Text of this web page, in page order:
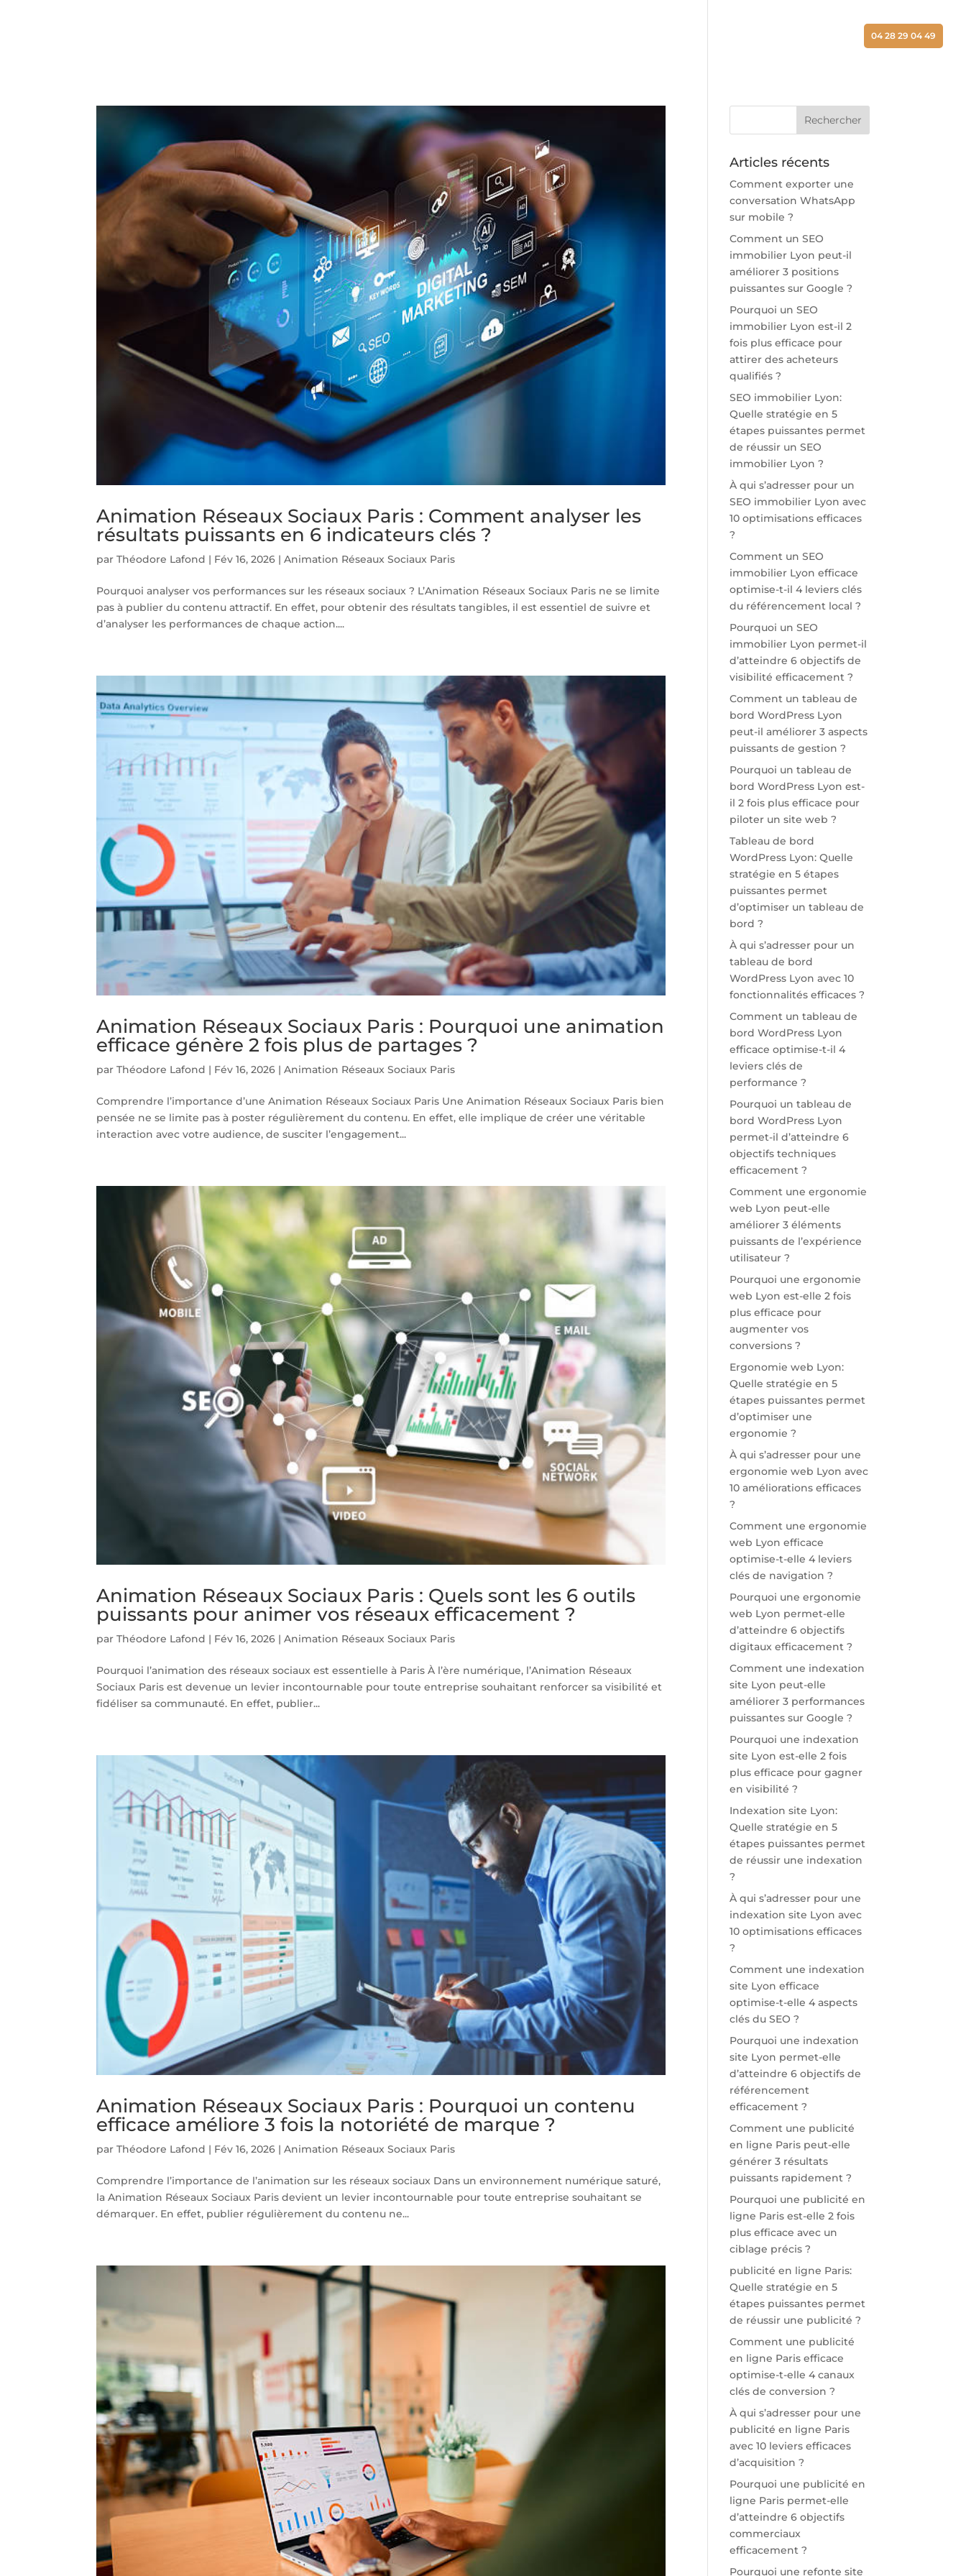
04 28 29 04 49
Animation Réseaux Sociaux Paris : Comment analyser les
résultats puissants en 6 indicateurs clés ?
parThéodore Lafond | Fév 16, 2026 |Animation Réseaux Sociaux Paris
Pourquoi analyser vos performances sur les réseaux sociaux ? L’Animation Réseaux Sociaux Paris ne se limite
pas à publier du contenu attractif. En effet, pour obtenir des résultats tangibles, il est essentiel de suivre et
d’analyser les performances de chaque action....
Animation Réseaux Sociaux Paris : Pourquoi une animation
efficace génère 2 fois plus de partages ?
parThéodore Lafond | Fév 16, 2026 |Animation Réseaux Sociaux Paris
Comprendre l’importance d’une Animation Réseaux Sociaux Paris Une Animation Réseaux Sociaux Paris bien
pensée ne se limite pas à poster régulièrement du contenu. En effet, elle implique de créer une véritable
interaction avec votre audience, de susciter l’engagement...
Animation Réseaux Sociaux Paris : Quels sont les 6 outils
puissants pour animer vos réseaux efficacement ?
parThéodore Lafond | Fév 16, 2026 |Animation Réseaux Sociaux Paris
Pourquoi l’animation des réseaux sociaux est essentielle à Paris À l’ère numérique, l’Animation Réseaux
Sociaux Paris est devenue un levier incontournable pour toute entreprise souhaitant renforcer sa visibilité et
fidéliser sa communauté. En effet, publier...
Animation Réseaux Sociaux Paris : Pourquoi un contenu
efficace améliore 3 fois la notoriété de marque ?
parThéodore Lafond | Fév 16, 2026 |Animation Réseaux Sociaux Paris
Comprendre l’importance de l’animation sur les réseaux sociaux Dans un environnement numérique saturé,
la Animation Réseaux Sociaux Paris devient un levier incontournable pour toute entreprise souhaitant se
démarquer. En effet, publier régulièrement du contenu ne...
Articles récents
Comment exporter une
conversation WhatsApp
sur mobile ?
Comment un SEO
immobilier Lyon peut-il
améliorer 3 positions
puissantes sur Google ?
Pourquoi un SEO
immobilier Lyon est-il 2
fois plus efficace pour
attirer des acheteurs
qualifiés ?
SEO immobilier Lyon:
Quelle stratégie en 5
étapes puissantes permet
de réussir un SEO
immobilier Lyon ?
À qui s’adresser pour un
SEO immobilier Lyon avec
10 optimisations efficaces
?
Comment un SEO
immobilier Lyon efficace
optimise-t-il 4 leviers clés
du référencement local ?
Pourquoi un SEO
immobilier Lyon permet-il
d’atteindre 6 objectifs de
visibilité efficacement ?
Comment un tableau de
bord WordPress Lyon
peut-il améliorer 3 aspects
puissants de gestion ?
Pourquoi un tableau de
bord WordPress Lyon est-
il 2 fois plus efficace pour
piloter un site web ?
Tableau de bord
WordPress Lyon: Quelle
stratégie en 5 étapes
puissantes permet
d’optimiser un tableau de
bord ?
À qui s’adresser pour un
tableau de bord
WordPress Lyon avec 10
fonctionnalités efficaces ?
Comment un tableau de
bord WordPress Lyon
efficace optimise-t-il 4
leviers clés de
performance ?
Pourquoi un tableau de
bord WordPress Lyon
permet-il d’atteindre 6
objectifs techniques
efficacement ?
Comment une ergonomie
web Lyon peut-elle
améliorer 3 éléments
puissants de l’expérience
utilisateur ?
Pourquoi une ergonomie
web Lyon est-elle 2 fois
plus efficace pour
augmenter vos
conversions ?
Ergonomie web Lyon:
Quelle stratégie en 5
étapes puissantes permet
d’optimiser une
ergonomie ?
À qui s’adresser pour une
ergonomie web Lyon avec
10 améliorations efficaces
?
Comment une ergonomie
web Lyon efficace
optimise-t-elle 4 leviers
clés de navigation ?
Pourquoi une ergonomie
web Lyon permet-elle
d’atteindre 6 objectifs
digitaux efficacement ?
Comment une indexation
site Lyon peut-elle
améliorer 3 performances
puissantes sur Google ?
Pourquoi une indexation
site Lyon est-elle 2 fois
plus efficace pour gagner
en visibilité ?
Indexation site Lyon:
Quelle stratégie en 5
étapes puissantes permet
de réussir une indexation
?
À qui s’adresser pour une
indexation site Lyon avec
10 optimisations efficaces
?
Comment une indexation
site Lyon efficace
optimise-t-elle 4 aspects
clés du SEO ?
Pourquoi une indexation
site Lyon permet-elle
d’atteindre 6 objectifs de
référencement
efficacement ?
Comment une publicité
en ligne Paris peut-elle
générer 3 résultats
puissants rapidement ?
Pourquoi une publicité en
ligne Paris est-elle 2 fois
plus efficace avec un
ciblage précis ?
publicité en ligne Paris:
Quelle stratégie en 5
étapes puissantes permet
de réussir une publicité ?
Comment une publicité
en ligne Paris efficace
optimise-t-elle 4 canaux
clés de conversion ?
À qui s’adresser pour une
publicité en ligne Paris
avec 10 leviers efficaces
d’acquisition ?
Pourquoi une publicité en
ligne Paris permet-elle
d’atteindre 6 objectifs
commerciaux
efficacement ?
Pourquoi une refonte site